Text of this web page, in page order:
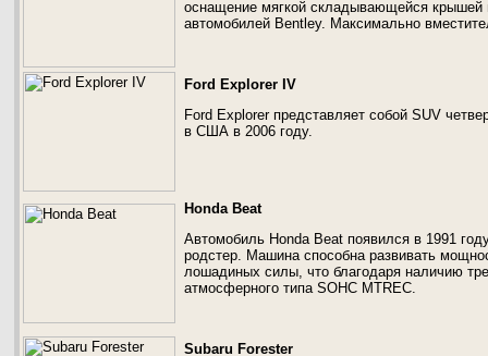
оснащение мягкой складывающейся крышей
автомобилей Bentley. Максимально
Ford Explorer IV
Ford Explorer представляет собой SUV
в США в 2006 году.
Honda Beat
Автомобиль Honda Beat появился в 1991
родстер. Машина способна развивать
лошадиных силы, что благодаря наличию
атмосферного типа SOHC MTREC.
Subaru Forester